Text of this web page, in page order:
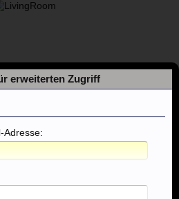
erweiterten Zugriff
Adresse: